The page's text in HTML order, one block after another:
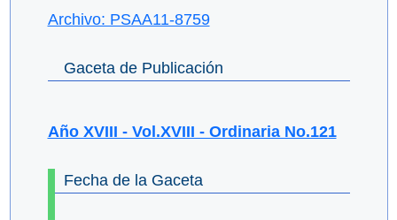
Archivo: PSAA11-8759
Gaceta de Publicación
Año XVIII - Vol.XVIII - Ordinaria No.121
Fecha de la Gaceta